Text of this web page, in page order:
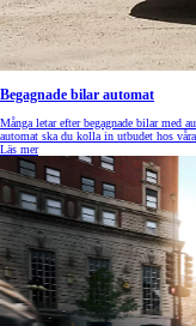
Begagnade bilar automat
Många letar efter begagnade bilar med
automat ska du kolla in utbudet hos
Läs mer